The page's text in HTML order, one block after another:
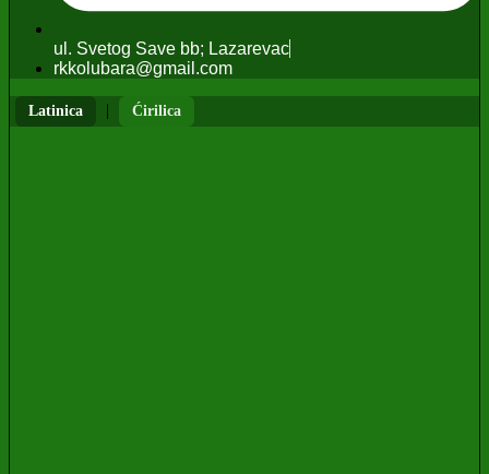
ul. Svetog Save bb; Lazarevac
rkkolubara@gmail.com
Latinica | Ćirilica